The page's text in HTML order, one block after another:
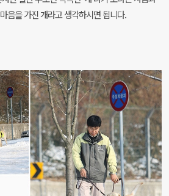
음을 가진 개라고 생각하시면 됩니다.